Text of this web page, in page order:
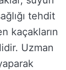
tehdit
kaçakların
Uzman